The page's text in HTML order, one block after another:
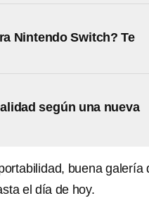
Nintendo Switch? Te
según una nueva
buena galería
el día de hoy.